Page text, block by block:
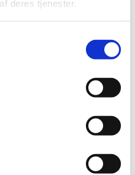
deres tjenester.